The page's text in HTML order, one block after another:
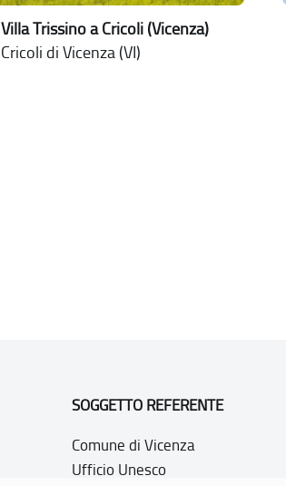
Villa Trissino a Cricoli (Vicenza)
Cricoli di Vicenza (VI)
SOGGETTO REFERENTE
Comune di Vicenza
Ufficio Unesco